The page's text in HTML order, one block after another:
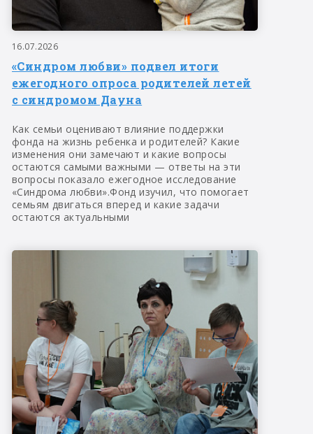
16.07.2026
«Синдром любви» подвел итоги
ежегодного опроса родителей летей
с синдромом Дауна
Как семьи оценивают влияние поддержки
фонда на жизнь ребенка и родителей? Какие
изменения они замечают и какие вопросы
остаются самыми важными — ответы на эти
вопросы показало ежегодное исследование
«Синдрома любви».Фонд изучил, что помогает
семьям двигаться вперед и какие задачи
остаются актуальными